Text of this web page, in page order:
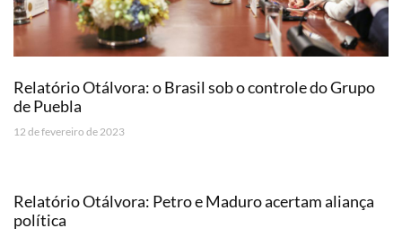
Relatório Otálvora: o Brasil sob o controle do Grupo
de Puebla
12 de fevereiro de 2023
Relatório Otálvora: Petro e Maduro acertam aliança
política